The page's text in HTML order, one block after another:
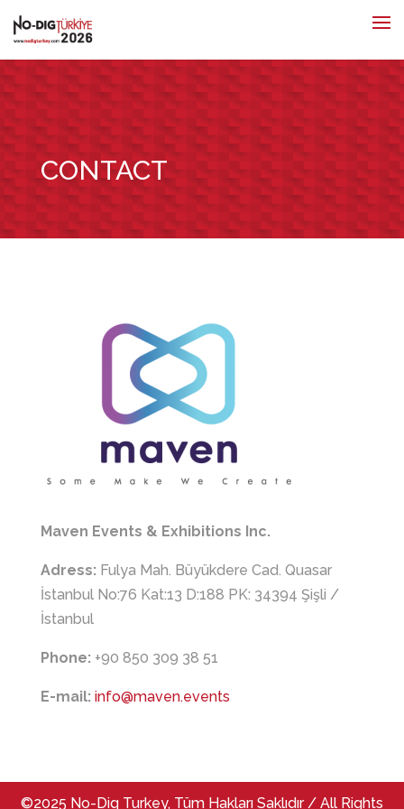
CONTACT
Maven Events & Exhibitions Inc.
Adress: Fulya Mah. Büyükdere Cad. Quasar
İstanbul No:76 Kat:13 D:188 PK: 34394 Şişli /
İstanbul
Phone: +90 850 309 38 51
E-mail: info@maven.events
©2025 No-Dig Turkey, Tüm Hakları Saklıdır / All Rights